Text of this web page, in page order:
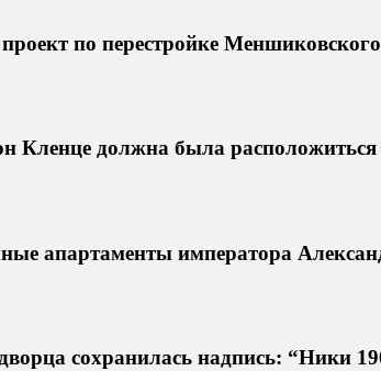
по перестройке
Кленце должна была
апартаменты императора
сохранилась надпись: “Ники